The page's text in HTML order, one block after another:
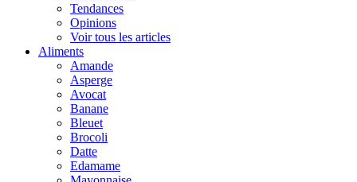
Tendances
Opinions
Voir tous les articles
Aliments
Amande
Asperge
Avocat
Banane
Bleuet
Brocoli
Datte
Edamame